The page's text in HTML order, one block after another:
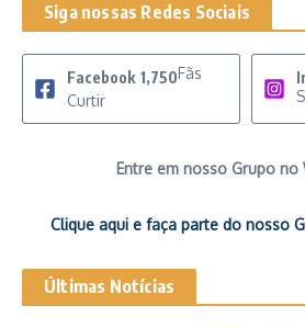
Siga nossas Redes Sociais
Facebook 1,750Fãs
Curtir
Entre em nosso Grupo no
Clique aqui e faça parte do nosso
Últimas Notícias